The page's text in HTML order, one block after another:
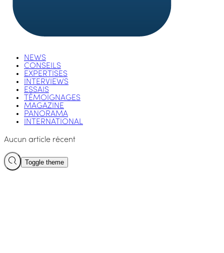
NEWS
CONSEILS
EXPERTISES
INTERVIEWS
ESSAIS
TÉMOIGNAGES
MAGAZINE
PANORAMA
INTERNATIONAL
Aucun article récent
Toggle theme